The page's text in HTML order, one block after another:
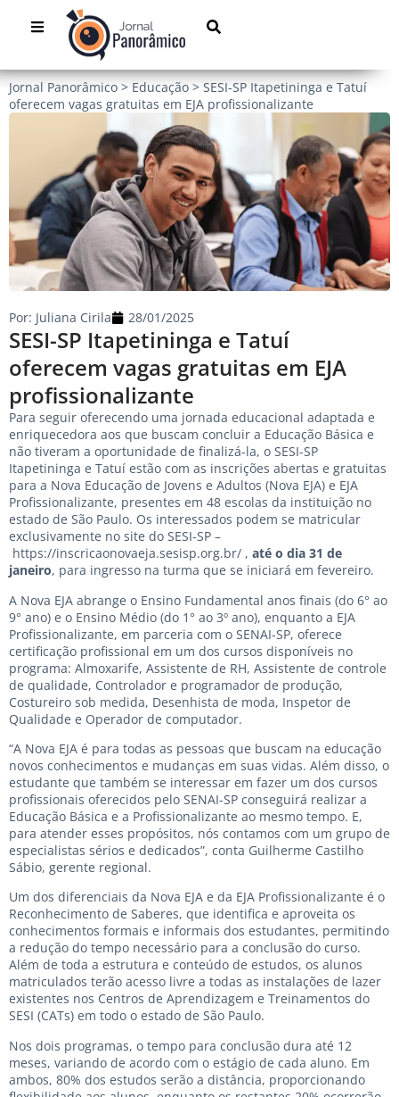
Jornal Panorâmico > Educação > SESI-SP Itapetininga e Tatuí
oferecem vagas gratuitas em EJA profissionalizante
SESI-SP Itapetininga e Tatuí
oferecem vagas gratuitas em EJA
profissionalizante
Por: Juliana Cirila 28/01/2025
Para seguir oferecendo uma jornada educacional adaptada e
enriquecedora aos que buscam concluir a Educação Básica e
não tiveram a oportunidade de finalizá-la, o SESI-SP
Itapetininga e Tatuí estão com as inscrições abertas e gratuitas
para a Nova Educação de Jovens e Adultos (Nova EJA) e EJA
Profissionalizante, presentes em 48 escolas da instituição no
estado de São Paulo. Os interessados podem se matricular
exclusivamente no site do SESI-SP –
https://inscricaonovaeja.sesisp.org.br/ , até o dia 31 de
janeiro, para ingresso na turma que se iniciará em fevereiro.
A Nova EJA abrange o Ensino Fundamental anos finais (do 6° ao
9° ano) e o Ensino Médio (do 1° ao 3º ano), enquanto a EJA
Profissionalizante, em parceria com o SENAI-SP, oferece
certificação profissional em um dos cursos disponíveis no
programa: Almoxarife, Assistente de RH, Assistente de controle
de qualidade, Controlador e programador de produção,
Costureiro sob medida, Desenhista de moda, Inspetor de
Qualidade e Operador de computador.
“A Nova EJA é para todas as pessoas que buscam na educação
novos conhecimentos e mudanças em suas vidas. Além disso, o
estudante que também se interessar em fazer um dos cursos
profissionais oferecidos pelo SENAI-SP conseguirá realizar a
Educação Básica e a Profissionalizante ao mesmo tempo. E,
para atender esses propósitos, nós contamos com um grupo de
especialistas sérios e dedicados”, conta Guilherme Castilho
Sábio, gerente regional.
Um dos diferenciais da Nova EJA e da EJA Profissionalizante é o
Reconhecimento de Saberes, que identifica e aproveita os
conhecimentos formais e informais dos estudantes, permitindo
a redução do tempo necessário para a conclusão do curso.
Além de toda a estrutura e conteúdo de estudos, os alunos
matriculados terão acesso livre a todas as instalações de lazer
existentes nos Centros de Aprendizagem e Treinamentos do
SESI (CATs) em todo o estado de São Paulo.
Nos dois programas, o tempo para conclusão dura até 12
meses, variando de acordo com o estágio de cada aluno. Em
ambos, 80% dos estudos serão a distância, proporcionando